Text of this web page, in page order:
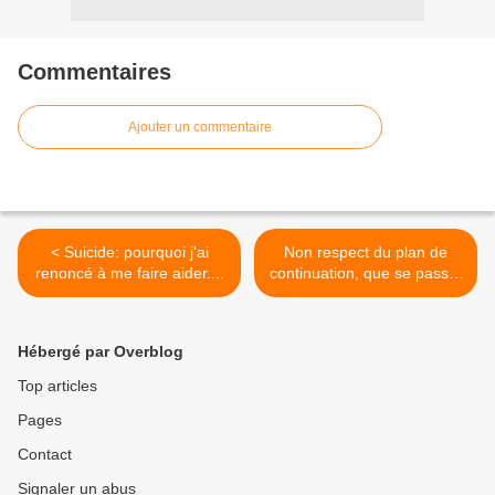
Commentaires
Ajouter un commentaire
< Suicide: pourquoi j'ai
renoncé à me faire aider....
Non respect du plan de
continuation, que se passe-
t-il? >
Hébergé par Overblog
Top articles
Pages
Contact
Signaler un abus